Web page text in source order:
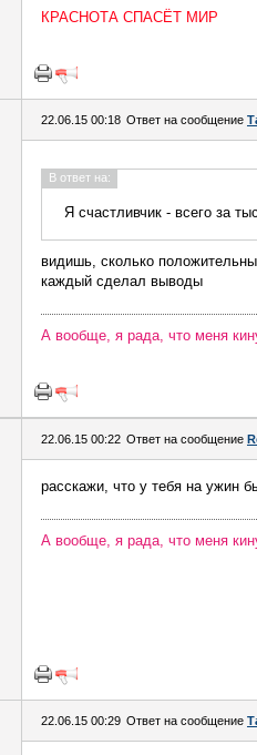
КРАСНОТА СПАСЁТ МИР
22.06.15 00:18 Ответ на сообщение
В ответ на:
Я счастливчик - всего за
видишь, сколько
каждый сделал выводы
А вообще, я рада, что меня
22.06.15 00:22 Ответ на сообщение
расскажи, что у тебя на ужин
А вообще, я рада, что меня
22.06.15 00:29 Ответ на сообщение